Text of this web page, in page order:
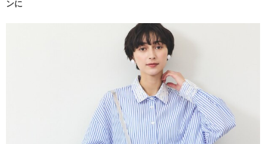
ンに